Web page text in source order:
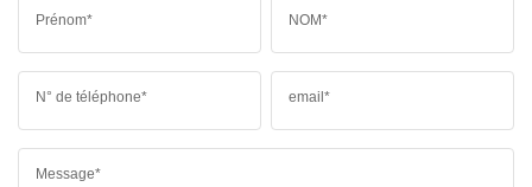
Prénom* NOM*
N° de téléphone* email*
Message*